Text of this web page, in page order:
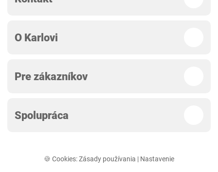
O Karlovi
Pre zákazníkov
Spolupráca
🍪 Cookies:Zásady používania | Nastavenie